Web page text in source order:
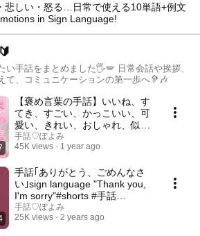
悲しい・怒る…日常で使える10単語+例文
in Sign Language!
い手話をまとめました🖐️🪽 日常会話や挨拶、
て、コミュニケーションの第一歩へ🦻🎶
【褒め言葉の手話】いいね、す
てき、すごい、かっこいい、可
愛い、きれい、おしゃれ、似合
う、おいしい、上手、拍手、お
めでとう、ありがとう🤟【sign
手話♡ぽよみ
45K views
1 year ago
手話｢ありがとう、ごめんなさ
い｣sign language "Thank you,
I'm sorry"#shorts #手話
#signlanguage #ありがとう #
ごめんなさい #会話力
手話♡ぽよみ
25K views
2 years ago